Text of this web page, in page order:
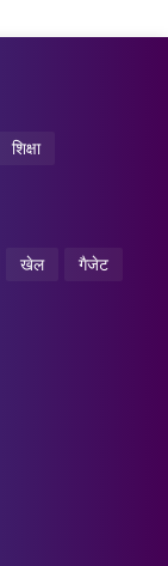
शिक्षा
खेल
गैजेट